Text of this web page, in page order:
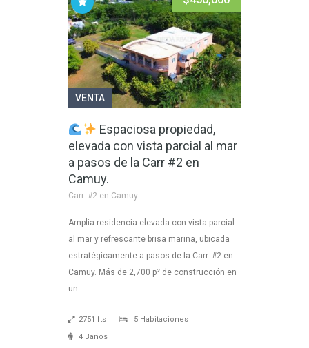
VENTA
Espaciosa propiedad,
elevada con vista parcial al mar
a pasos de la Carr #2 en
Camuy.
Carr. #2 en Camuy.
Amplia residencia elevada con vista parcial
al mar y refrescante brisa marina, ubicada
estratégicamente a pasos de la Carr. #2 en
Camuy. Más de 2,700 p² de construcción en
un …
2751 fts
5 Habitaciones
4 Baños